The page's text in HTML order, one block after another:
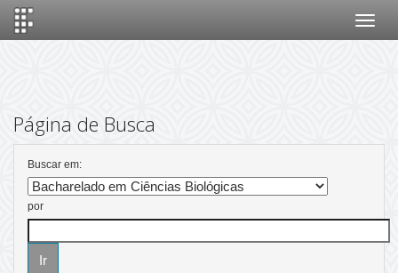
Página de Busca
Buscar em:
por